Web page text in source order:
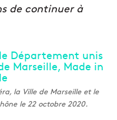
de continuer à
la Ville de Marseille et le
le 22 octobre 2020.